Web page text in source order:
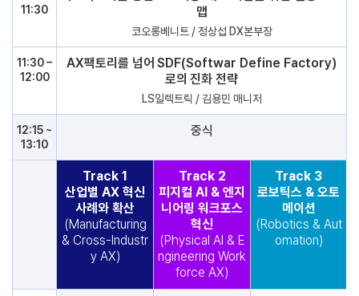
11:30
맵
코오롱베니트 / 정상섭 DX본부장
11:30 –
12:00
AX팩토리를 넘어 SDF(Softwar Define Factory)
로의 진화 전략
LS일렉트릭 / 김용민 매니저
12:15 ~
13:10
중식
Track 1
산업별 AX 혁신
사례와 확산
(Manufacturing
& Cross-Industr
y AX)
Track 2
피지컬 AI & 엔지
니어링 워크포스
혁신
(Physical AI & E
ngineering Work
force AX)
Track 3
로보틱스 & 오토
메이션
(Robotics & Aut
omation)